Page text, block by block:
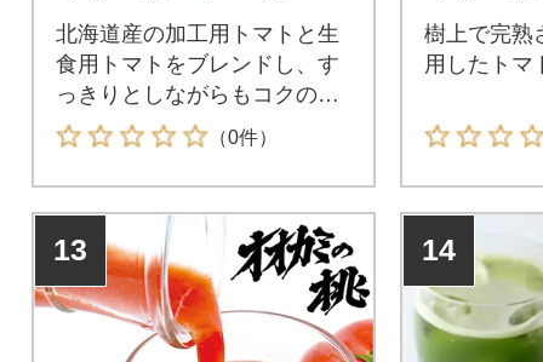
北海道産の加工用トマトと生
食用トマトをブレンドし、す
っきりとしながらもコクのあ
る味に仕上げました。
（0件）
樹上で完熟
用したトマ
13 14